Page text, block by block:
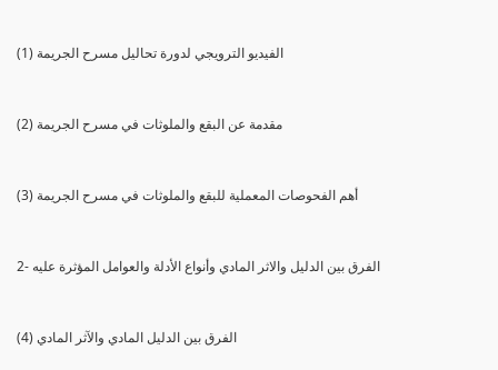
(1) الفيديو الترويجي لدورة تحاليل مسرح الجريمة
(2) مقدمة عن البقع والملوثات في مسرح الجريمة
(3) أهم الفحوصات المعملية للبقع والملوثات في مسرح الجريمة
2- الفرق بين الدليل والاثر المادي وأنواع الأدلة والعوامل المؤثرة عليه
(4) الفرق بين الدليل المادي والآثر المادي